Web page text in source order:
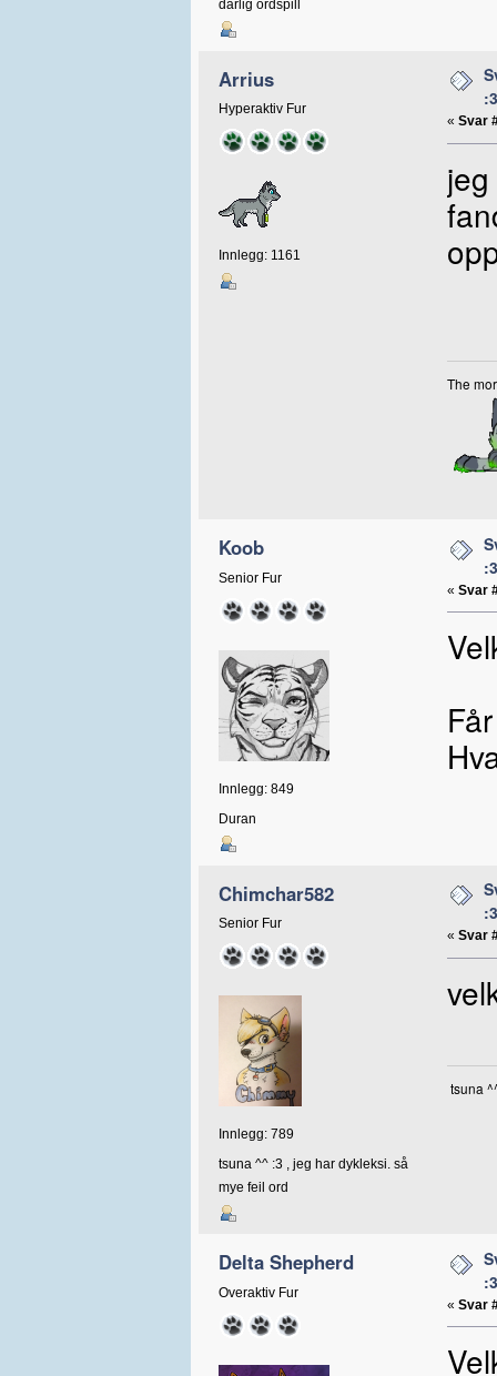
dårlig ordspill
Arrius
Hyperaktiv Fur
Innlegg: 1161
:3
« Svar
The
Koob
Senior Fur
Innlegg: 849
Duran
:3
« Svar
Chimchar582
Senior Fur
Innlegg: 789
tsuna ^^ :3 , jeg har dykleksi. så
mye feil ord
:3
« Svar
tsuna
Delta Shepherd
Overaktiv Fur
:3
« Svar